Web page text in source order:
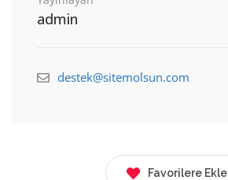
admin
destek@sitemolsun.com
Favorilere Ekle